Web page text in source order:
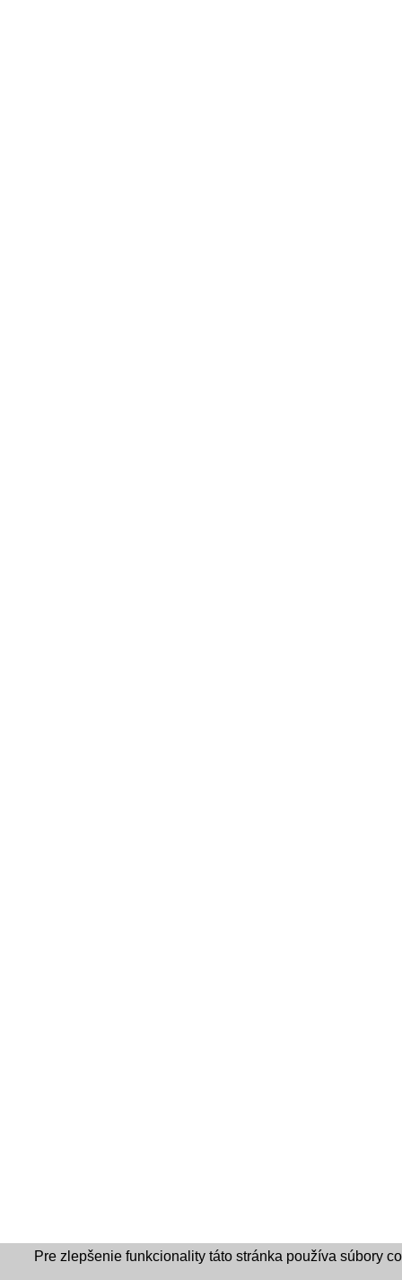
Pre zlepšenie funkcionality táto stránka používa súbory